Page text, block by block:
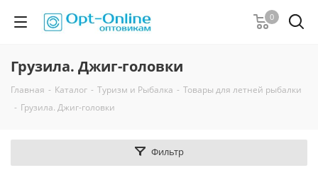
0
Грузила. Джиг-головки
Главная - Каталог - Туризм и Рыбалка - Товары для летней рыбалки
- Грузила. Джиг-головки
Фильтр